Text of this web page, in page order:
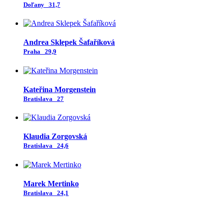
Doľany 31,7
Andrea Sklepek Šafaříková
Praha 29,9
Kateřina Morgenstein
Bratislava 27
Klaudia Zorgovská
Bratislava 24,6
Marek Mertinko
Bratislava 24,1